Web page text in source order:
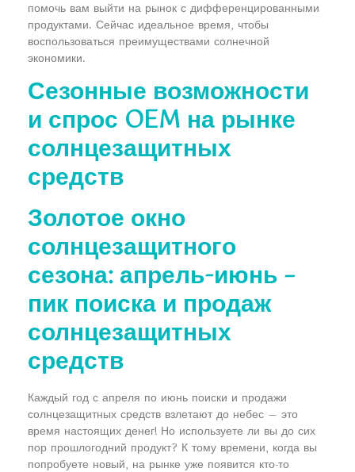
помочь вам выйти на рынок с дифференцированными
продуктами. Сейчас идеальное время, чтобы
воспользоваться преимуществами солнечной
экономики.
Сезонные возможности
и спрос OEM на рынке
солнцезащитных
средств
Золотое окно
солнцезащитного
сезона: апрель-июнь –
пик поиска и продаж
солнцезащитных
средств
Каждый год с апреля по июнь поиски и продажи
солнцезащитных средств взлетают до небес — это
время настоящих денег! Но используете ли вы до сих
пор прошлогодний продукт? К тому времени, когда вы
попробуете новый, на рынке уже появится кто-то